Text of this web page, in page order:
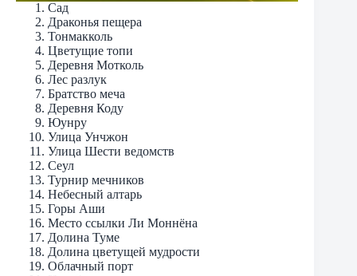
Сад
Драконья пещера
Тонмакколь
Цветущие топи
Деревня Мотколь
Лес разлук
Братство меча
Деревня Коду
Юунру
Улица Унчжон
Улица Шести ведомств
Сеул
Турнир мечников
Небесный алтарь
Горы Аши
Место ссылки Ли Моннёна
Долина Туме
Долина цветущей мудрости
Облачный порт